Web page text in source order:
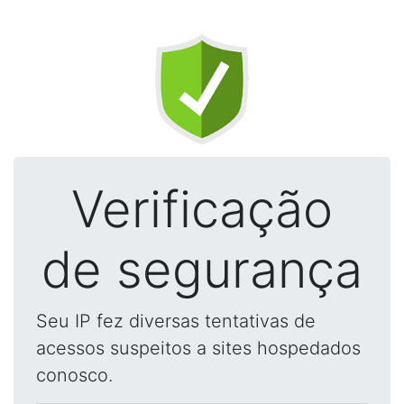
Verificação
de segurança
Seu IP fez diversas tentativas de
acessos suspeitos a sites hospedados
conosco.